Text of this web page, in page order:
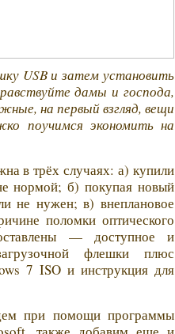
USB и затем установить
дамы и господа,
на первый взгляд, вещи
поучимся экономить на
в трёх случаях: а) купили
нормой; б) покупая новый
не нужен; в) внеплановое
поломки оптического
— доступное и
флешки плюс
7 ISO и инструкция для
при помощи программы